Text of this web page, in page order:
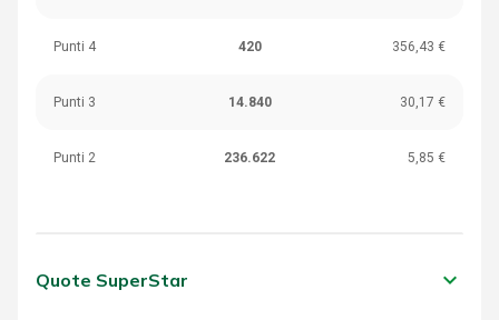
Punti 4 420 356,43 €
Punti 3 14.840 30,17 €
Punti 2 236.622 5,85 €
Quote SuperStar keyboard_arrow_down